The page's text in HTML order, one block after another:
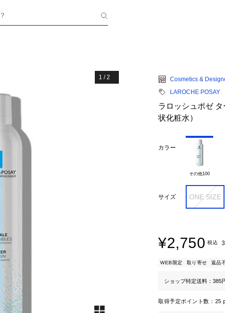
1 /2
Cosmetics &
LAROCHE POSAY
ラロッシュポゼ
状化粧水）
カラー
その他100
サイズ ONE SIZE
¥2,750 税込
WEB限定 取り寄せ 返品
ショップ特定送料：385
取得予定ポイント数： 25